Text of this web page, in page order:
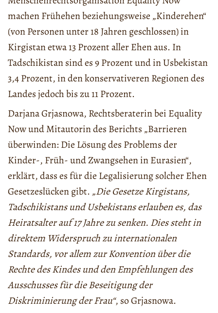
machen Frühehen beziehungsweise „Kinderehen“
(von Personen unter 18 Jahren geschlossen) in
Kirgistan etwa 13 Prozent aller Ehen aus. In
Tadschikistan sind es 9 Prozent und in Usbekistan
3,4 Prozent, in den konservativeren Regionen des
Landes jedoch bis zu 11 Prozent.
Darjana Grjasnowa, Rechtsberaterin bei Equality
Now und Mitautorin des Berichts „Barrieren
überwinden: Die Lösung des Problems der
Kinder-, Früh- und Zwangsehen in Eurasien“,
erklärt, dass es für die Legalisierung solcher Ehen
Gesetzeslücken gibt. „Die Gesetze Kirgistans,
Tadschikistans und Usbekistans erlauben es, das
Heiratsalter auf 17 Jahre zu senken. Dies steht in
direktem Widerspruch zu internationalen
Standards, vor allem zur Konvention über die
Rechte des Kindes und den Empfehlungen des
Ausschusses für die Beseitigung der
Diskriminierung der Frau“, so Grjasnowa.